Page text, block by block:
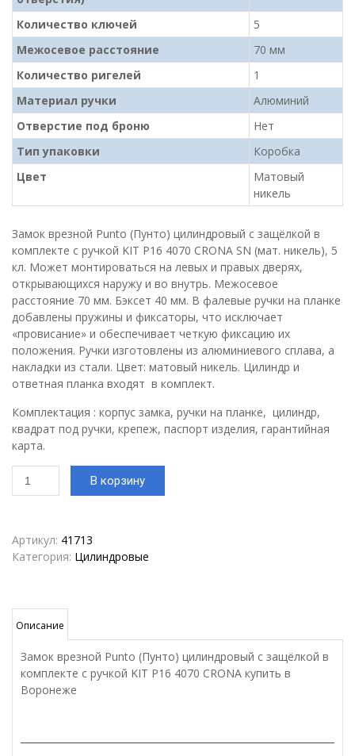
Количество ключей
5
Межосевое расстояние
70 мм
Количество ригелей
1
Материал ручки
Алюминий
Отверстие под броню
Нет
Тип упаковки
Коробка
Цвет
Матовый
никель
Замок врезной Punto (Пунто) цилиндровый с защёлкой в
комплекте с ручкой KIT P16 4070 CRONA SN (мат. никель), 5
кл. Может монтироваться на левых и правых дверях,
открывающихся наружу и во внутрь. Межосевое
расстояние 70 мм. Бэксет 40 мм. В фалевые ручки на планке
добавлены пружины и фиксаторы, что исключает
«провисание» и обеспечивает четкую фиксацию их
положения. Ручки изготовлены из алюминиевого сплава, а
накладки из стали. Цвет: матовый никель. Цилиндр и
ответная планка входят в комплект.
Комплектация : корпус замка, ручки на планке, цилиндр,
квадрат под ручки, крепеж, паспорт изделия, гарантийная
карта.
товара
Punto
(Пунто)
защёлкой
в
комплекте
ручкой
KIT
CRONA
В корзину
Артикул: 41713
Категория: Цилиндровые
Описание
Замок врезной Punto (Пунто) цилиндровый с защёлкой в
комплекте с ручкой KIT P16 4070 CRONA купить в
Воронеже